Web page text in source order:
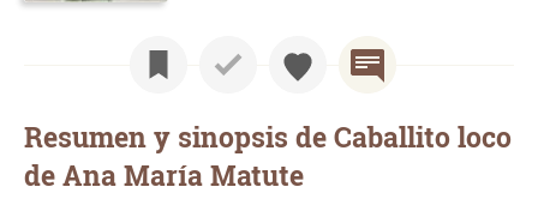
Resumen y sinopsis de Caballito loco
de Ana María Matute